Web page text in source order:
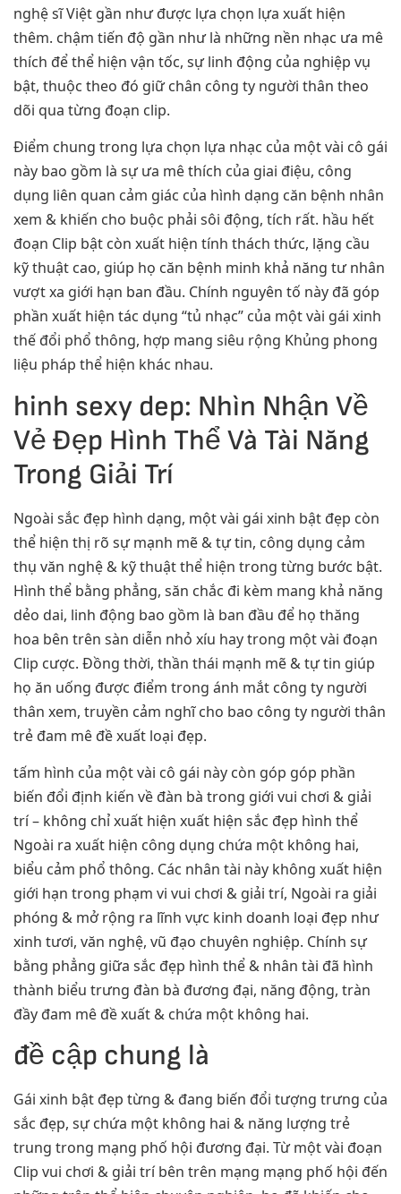
nghệ sĩ Việt gần như được lựa chọn lựa xuất hiện
thêm. chậm tiến độ gần như là những nền nhạc ưa mê
thích để thể hiện vận tốc, sự linh động của nghiệp vụ
bật, thuộc theo đó giữ chân công ty người thân theo
dõi qua từng đoạn clip.
Điểm chung trong lựa chọn lựa nhạc của một vài cô gái
này bao gồm là sự ưa mê thích của giai điệu, công
dụng liên quan cảm giác của hình dạng căn bệnh nhân
xem & khiến cho buộc phải sôi động, tích rất. hầu hết
đoạn Clip bật còn xuất hiện tính thách thức, lặng cầu
kỹ thuật cao, giúp họ căn bệnh minh khả năng tư nhân
vượt xa giới hạn ban đầu. Chính nguyên tố này đã góp
phần xuất hiện tác dụng “tủ nhạc” của một vài gái xinh
thế đổi phổ thông, hợp mang siêu rộng Khủng phong
liệu pháp thể hiện khác nhau.
hinh sexy dep: Nhìn Nhận Về
Vẻ Đẹp Hình Thể Và Tài Năng
Trong Giải Trí
Ngoài sắc đẹp hình dạng, một vài gái xinh bật đẹp còn
thể hiện thị rõ sự mạnh mẽ & tự tin, công dụng cảm
thụ văn nghệ & kỹ thuật thể hiện trong từng bước bật.
Hình thể bằng phẳng, săn chắc đi kèm mang khả năng
dẻo dai, linh động bao gồm là ban đầu để họ thăng
hoa bên trên sàn diễn nhỏ xíu hay trong một vài đoạn
Clip cược. Đồng thời, thần thái mạnh mẽ & tự tin giúp
họ ăn uống được điểm trong ánh mắt công ty người
thân xem, truyền cảm nghĩ cho bao công ty người thân
trẻ đam mê đề xuất loại đẹp.
tấm hình của một vài cô gái này còn góp góp phần
biến đổi định kiến về đàn bà trong giới vui chơi & giải
trí – không chỉ xuất hiện xuất hiện sắc đẹp hình thể
Ngoài ra xuất hiện công dụng chứa một không hai,
biểu cảm phổ thông. Các nhân tài này không xuất hiện
giới hạn trong phạm vi vui chơi & giải trí, Ngoài ra giải
phóng & mở rộng ra lĩnh vực kinh doanh loại đẹp như
xinh tươi, văn nghệ, vũ đạo chuyên nghiệp. Chính sự
bằng phẳng giữa sắc đẹp hình thể & nhân tài đã hình
thành biểu trưng đàn bà đương đại, năng động, tràn
đầy đam mê đề xuất & chứa một không hai.
đề cập chung là
Gái xinh bật đẹp từng & đang biến đổi tượng trưng của
sắc đẹp, sự chứa một không hai & năng lượng trẻ
trung trong mạng phố hội đương đại. Từ một vài đoạn
Clip vui chơi & giải trí bên trên mạng mạng phố hội đến